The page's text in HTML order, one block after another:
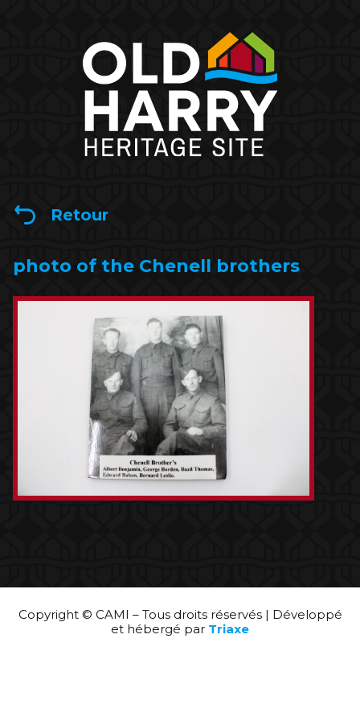
Retour
photo of the Chenell brothers
Copyright © CAMI – Tous droits réservés | Développé
et hébergé par Triaxe